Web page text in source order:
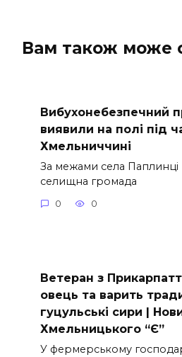
Вам також може
Вибухонебезпечний
виявили на полі під
Хмельниччині
За межами села Паплинці
селищна громада
0 0
Ветеран з
овець та варить
гуцульські сири |
Хмельницького “Є”
У фермерському